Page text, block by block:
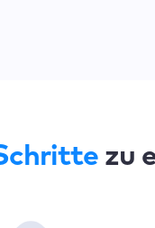
zu